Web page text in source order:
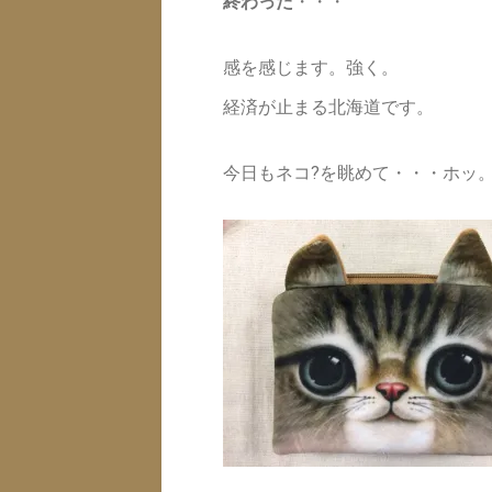
感を感じます。強く。
経済が止まる北海道です。
今日もネコ?を眺めて・・・ホッ